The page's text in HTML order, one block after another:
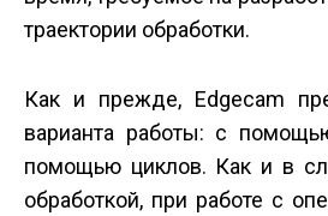
траектории обработки.
Как и прежде, Edgecam
варианта работы: с
помощью циклов. Как и в
обработкой, при работе с